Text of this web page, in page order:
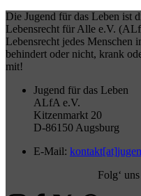
Die Jugend für das Leben ist
Lebensrecht für Alle e.V.
Lebensrecht jedes Menschen
behindert oder nicht, krank
mit!
Jugend für das Leben
ALfA e.V.
Kitzenmarkt 20
D-86150 Augsburg
E-Mail:
Folg‘